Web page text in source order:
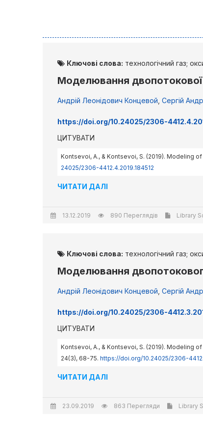
Ключові слова: технологічний газ;
Моделювання двопотокової
Андрій Леонідович Концевой Сергій
https://doi.org/10.24025/2306-
ЦИТУВАТИ
Kontsevoi, A., & Kontsevoi, S. (2019). Modeling
24025/2306-4412.4.2019.184512
ЧИТАТИ ДАЛІ
13.12.2019 890 Переглядів Library
Ключові слова: технологічний газ;
Моделювання
Андрій Леонідович Концевой Сергій
https://doi.org/10.24025/2306-
ЦИТУВАТИ
Kontsevoi, A., & Kontsevoi, S. (2019). Modeling
24(3), 68-75. https://doi.org/10.24025/2306-
ЧИТАТИ ДАЛІ
23.09.2019 863 Перегляди Library